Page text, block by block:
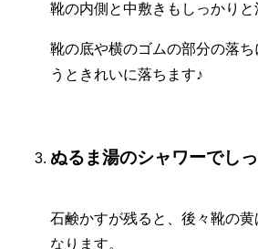
靴の内側と中敷きもしっかりと
靴の底や横のゴムの部分の落
うときれいに落ちます♪
ぬるま湯のシャワーでし
石鹸かすが残ると、後々靴の
なります。